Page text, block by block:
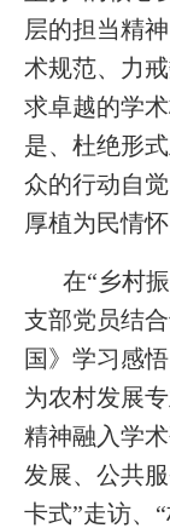
层的担当精
术规范、力
求卓越的学
是、杜绝形
众的行动自
厚植为民情怀
在“乡村
支部党员结
国》学习感
为农村发展
精神融入学
发展、公共
卡式”走访、